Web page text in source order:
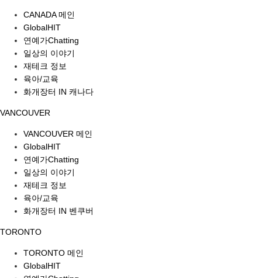
CANADA 메인
GlobalHIT
연예가Chatting
일상의 이야기
재테크 정보
육아/교육
화개장터 IN 캐나다
VANCOUVER
VANCOUVER 메인
GlobalHIT
연예가Chatting
일상의 이야기
재테크 정보
육아/교육
화개장터 IN 벤쿠버
TORONTO
TORONTO 메인
GlobalHIT